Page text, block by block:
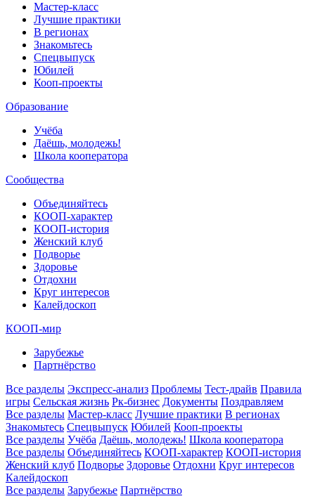
Мастер-класс
Лучшие практики
В регионах
Знакомьтесь
Спецвыпуск
Юбилей
Кооп-проекты
Образование
Учёба
Даёшь, молодежь!
Школа кооператора
Сообщества
Объединяйтесь
КООП-характер
КООП-история
Женский клуб
Подворье
Здоровье
Отдохни
Круг интересов
Калейдоскоп
КООП-мир
Зарубежье
Партнёрство
Все разделы Экспресс-анализ Проблемы Тест-драйв Правила
игры Сельская жизнь Рк-бизнес Документы Поздравляем
Все разделы Мастер-класс Лучшие практики В регионах
Знакомьтесь Спецвыпуск Юбилей Кооп-проекты
Все разделы Учёба Даёшь, молодежь! Школа кооператора
Все разделы Объединяйтесь КООП-характер КООП-история
Женский клуб Подворье Здоровье Отдохни Круг интересов
Калейдоскоп
Все разделы Зарубежье Партнёрство